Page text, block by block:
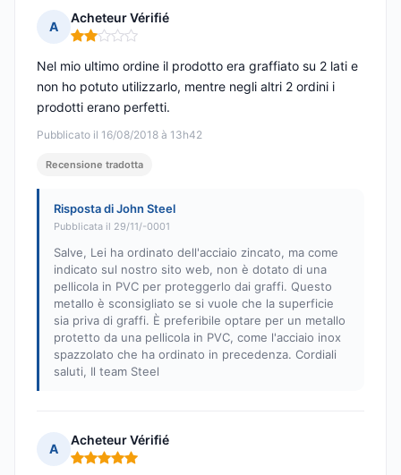
A
Acheteur Vérifié
Nota: 2 su 5
Pubblicato il 16/08/2018 à 13h42
Nel mio ultimo ordine il prodotto era graffiato su 2 lati e
non ho potuto utilizzarlo, mentre negli altri 2 ordini i
prodotti erano perfetti.
Recensione tradotta
Risposta di John Steel
Pubblicata il 29/11/-0001
Salve, Lei ha ordinato dell'acciaio zincato, ma come
indicato sul nostro sito web, non è dotato di una
pellicola in PVC per proteggerlo dai graffi. Questo
metallo è sconsigliato se si vuole che la superficie
sia priva di graffi. È preferibile optare per un metallo
protetto da una pellicola in PVC, come l'acciaio inox
spazzolato che ha ordinato in precedenza. Cordiali
saluti, Il team Steel
A
Acheteur Vérifié
Nota: 5 su 5